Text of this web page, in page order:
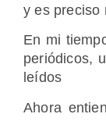
y es preciso
En mi
periódicos,
leídos
Ahora